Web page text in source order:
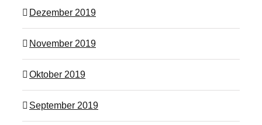
Dezember 2019
November 2019
Oktober 2019
September 2019